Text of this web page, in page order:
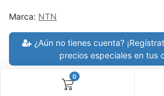
0
Marca: NTN
¿Aún no tienes cuenta?
precios especiales en tus
30 días de devolución